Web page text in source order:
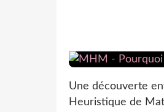
Une découverte
Heuristique de